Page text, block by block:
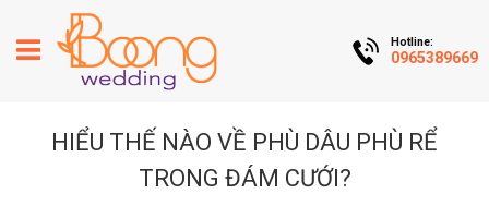
Hotline:
0965389669
HIỂU THẾ NÀO VỀ PHÙ DÂU PHÙ RỂ
TRONG ĐÁM CƯỚI?